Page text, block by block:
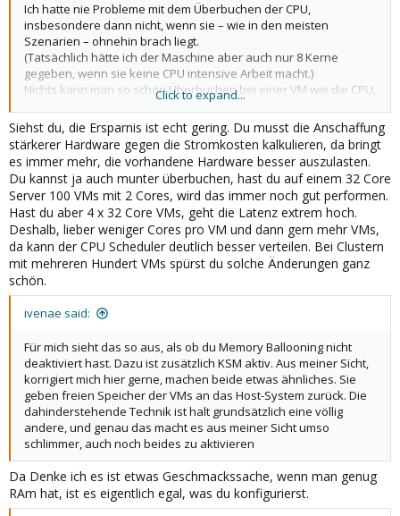
Ich hatte nie Probleme mit dem Überbuchen der CPU,
insbesondere dann nicht, wenn sie – wie in den meisten
Szenarien – ohnehin brach liegt.
(Tatsächlich hätte ich der Maschine aber auch nur 8 Kerne
gegeben, wenn sie keine CPU intensive Arbeit macht.)
Nichts kann man so schön Überbuchen bei einer VM wie die CPU,
sofern man nicht unbedingt rechenintensive Jobs hat.
Auch den Tipp, die C-States zu deaktivieren kann ich nicht ganz
nachvollziehen. Strom kostet auch den Mittelständler Geld, und
wir reden hier von einem zusätzlichen Mehrverbrauch von
durchaus Faktor 2 - 3 Gesamtleistung des Servers. Und auch
hier: Bisher keine Probleme gehabt. Im Gegenteil, ich habe sogar
mal den kernel-governor von 'performance' auf 'powersave'
gestellt und merke keinen Leistungsunterschied der Systeme
(allerdings ist auch die Stromersparnis ausgeblieben).
Click to expand...
Siehst du, die Ersparnis ist echt gering. Du musst die Anschaffung
stärkerer Hardware gegen die Stromkosten kalkulieren, da bringt
es immer mehr, die vorhandene Hardware besser auszulasten.
Du kannst ja auch munter überbuchen, hast du auf einem 32 Core
Server 100 VMs mit 2 Cores, wird das immer noch gut performen.
Hast du aber 4 x 32 Core VMs, geht die Latenz extrem hoch.
Deshalb, lieber weniger Cores pro VM und dann gern mehr VMs,
da kann der CPU Scheduler deutlich besser verteilen. Bei Clustern
mit mehreren Hundert VMs spürst du solche Änderungen ganz
schön.
ivenae said:
Für mich sieht das so aus, als ob du Memory Ballooning nicht
deaktiviert hast. Dazu ist zusätzlich KSM aktiv. Aus meiner Sicht,
korrigiert mich hier gerne, machen beide etwas ähnliches. Sie
geben freien Speicher der VMs an das Host-System zurück. Die
dahinderstehende Technik ist halt grundsätzlich eine völlig
andere, und genau das macht es aus meiner Sicht umso
schlimmer, auch noch beides zu aktivieren
Da Denke ich es ist etwas Geschmackssache, wenn man genug
RAm hat, ist es eigentlich egal, was du konfigurierst.